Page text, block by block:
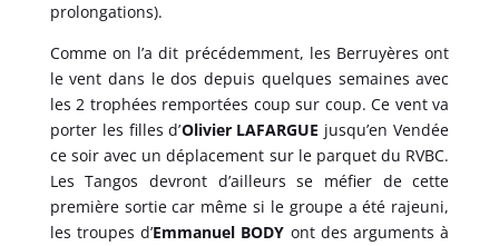
prolongations).
Comme on l’a dit précédemment, les Berruyères ont
le vent dans le dos depuis quelques semaines avec
les 2 trophées remportées coup sur coup. Ce vent va
porter les filles d’Olivier LAFARGUE jusqu’en Vendée
ce soir avec un déplacement sur le parquet du RVBC.
Les Tangos devront d’ailleurs se méfier de cette
première sortie car même si le groupe a été rajeuni,
les troupes d’Emmanuel BODY ont des arguments à